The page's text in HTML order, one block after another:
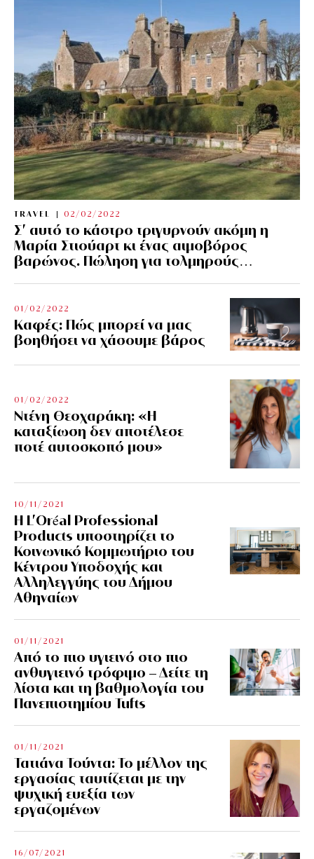
TRAVEL 02/02/2022
Σ’ αυτό το κάστρο τριγυρνούν ακόμη η
Μαρία Στιούαρτ κι ένας αιμοβόρος
βαρώνος. Πώληση για τολμηρούς…
01/02/2022
Kαφές: Πώς μπορεί να μας
βοηθήσει να χάσουμε βάρος
01/02/2022
Ντένη Θεοχαράκη: «Η
καταξίωση δεν αποτέλεσε
ποτέ αυτοσκοπό μου»
10/11/2021
Η L’Οréal Professional
Products υποστηρίζει το
Κοινωνικό Κομμωτήριο του
Κέντρου Υποδοχής και
Αλληλεγγύης του Δήμου
Αθηναίων
01/11/2021
Από το πιο υγιεινό στο πιο
ανθυγιεινό τρόφιμο – Δείτε τη
λίστα και τη βαθμολογία του
Πανεπιστημίου Tufts
01/11/2021
Τατιάνα Τούντα: Το μέλλον της
εργασίας ταυτίζεται με την
ψυχική ευεξία των
εργαζομένων
16/07/2021